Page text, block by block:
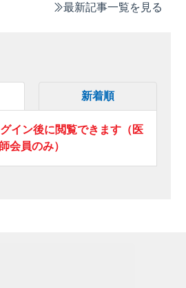
最新記事一覧を見る
新着順
イン後に閲覧できます（医
師会員のみ）